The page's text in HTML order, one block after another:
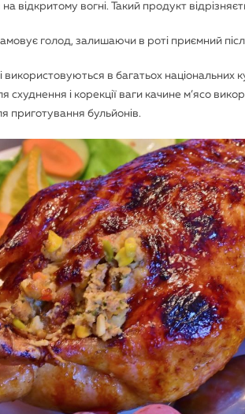
відкритому вогні. Такий продукт
голод, залишаючи в роті приємний
використовуються в багатьох національних
схуднення і корекції ваги качине м’ясо
приготування бульйонів.